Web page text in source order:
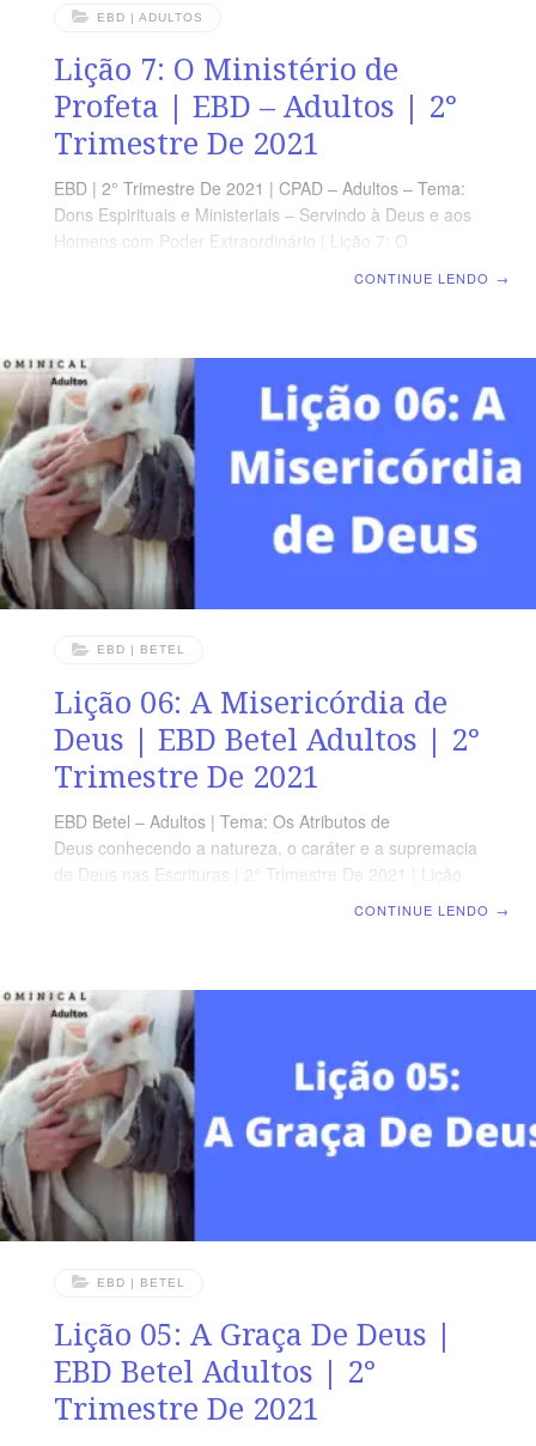
EBD | ADULTOS
Lição 7: O Ministério de
Profeta | EBD – Adultos | 2°
Trimestre De 2021
EBD | 2° Trimestre De 2021 | CPAD – Adultos – Tema:
Dons Espirituais e Ministeriais – Servindo à Deus e aos
Homens com Poder Extraordinário | Lição 7: O
Esclarecer o verdadeiro do falso profeta. TEXTO
ÁUREO “E a uns pôs Deus na igreja, primeiramente,
apóstolos, em segundo lugar, profetas, em terceiro,
doutores, depois, milagres,
CONTINUE LENDO →
EBD | BETEL
Lição 06: A Misericórdia de
Deus | EBD Betel Adultos | 2°
Trimestre De 2021
EBD Betel – Adultos | Tema: Os Atributos de
Deus conhecendo a natureza, o caráter e a supremacia
de Deus nas Escrituras | 2° Trimestre De 2021 | Lição
Senhor Deus, que é riquíssimo em misericórdia, agiu
para nos reconciliar com Ele por intermédio de Jesus
Cristo. OBJETIVOS DA LIÇÃO Destacar a grandeza das
misericórdias do Senhor. Falar que a misericórdia
CONTINUE LENDO →
EBD | BETEL
Lição 05: A Graça De Deus |
EBD Betel Adultos | 2°
Trimestre De 2021